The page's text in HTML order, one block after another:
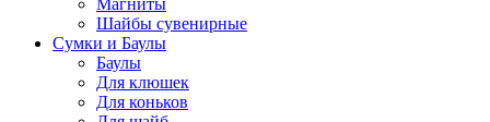
Шайбы сувенирные
Сумки и Баулы
Баулы
Для клюшек
Для коньков